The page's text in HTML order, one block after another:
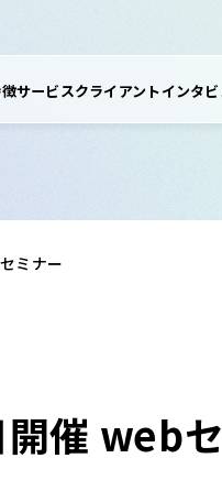
サービスクライアントインタ
ミナー
開催 web